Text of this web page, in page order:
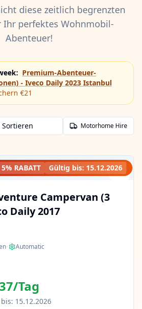
diese zeitlich begrenzten
Ihr perfektes Wohnmobil-
Abenteuer!
: Premium-Abenteuer-
- Iveco Daily 2023 Istanbul
€21
Motorhome Hire
5% RABATT Gültig bis: 15.12.2026
Campervan (3
Daily 2017
• Automatic
/Tag
: 15.12.2026